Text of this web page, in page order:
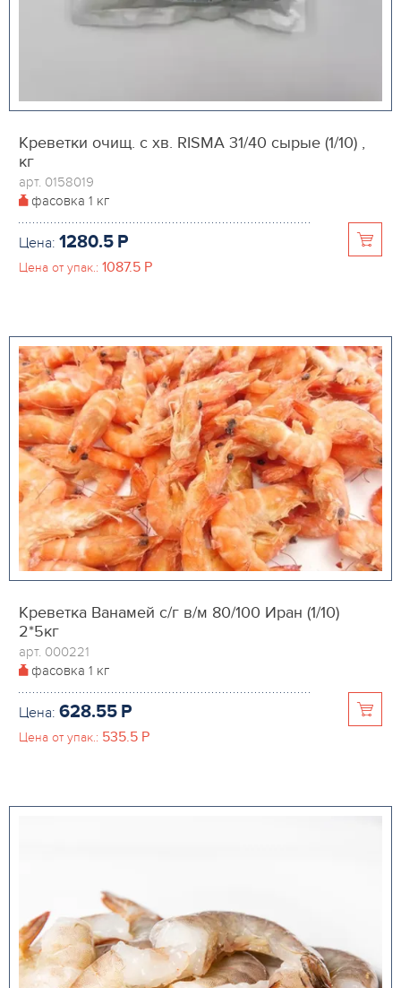
Креветки очищ. с хв. RISMA 31/40 сырые (1/10) ,
кг
арт. 0158019
фасовка 1 кг
Цена: 1280.5 P
Цена от упак.: 1087.5 P
Креветка Ванамей с/г в/м 80/100 Иран (1/10)
2*5кг
арт. 000221
фасовка 1 кг
Цена: 628.55 P
Цена от упак.: 535.5 P